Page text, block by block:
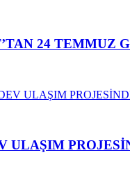
24 TEMMUZ
ULAŞIM